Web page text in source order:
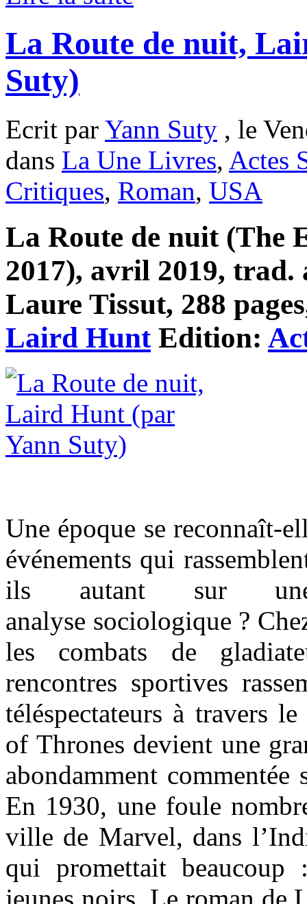
La Route de nuit,
Suty)
Ecrit par Yann Suty , le
dans La Une Livres, Actes
Critiques, Roman, USA
La Route de nuit (The
2017), avril 2019, trad.
Laure Tissut, 288
Laird HuntEdition:
Une époque se reconnaît-
événements qui
ils autant sur une
analyse sociologique ?
les combats de
rencontres sportives
téléspectateurs à travers
of Thrones devient une
abondamment commentée
En 1930, une foule
ville de Marvel, dans
qui promettait